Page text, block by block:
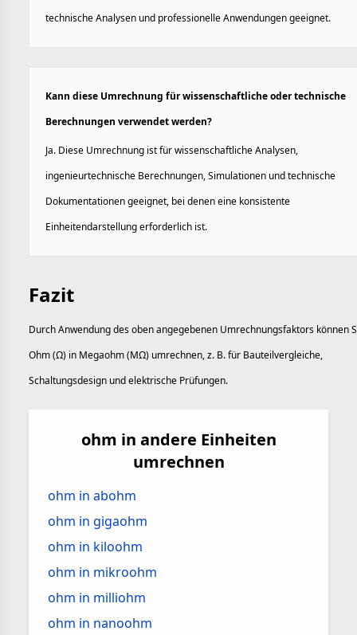
technische Analysen und professionelle Anwendungen geeignet.
Kann diese Umrechnung für wissenschaftliche oder technische
Berechnungen verwendet werden?
Ja. Diese Umrechnung ist für wissenschaftliche Analysen,
ingenieurtechnische Berechnungen, Simulationen und technische
Dokumentationen geeignet, bei denen eine konsistente
Einheitendarstellung erforderlich ist.
Fazit
Durch Anwendung des oben angegebenen Umrechnungsfaktors können
Ohm (Ω) in Megaohm (MΩ) umrechnen, z. B. für Bauteilvergleiche,
Schaltungsdesign und elektrische Prüfungen.
ohm in andere Einheiten
umrechnen
ohm in abohm
ohm in gigaohm
ohm in kiloohm
ohm in mikroohm
ohm in milliohm
ohm in nanoohm